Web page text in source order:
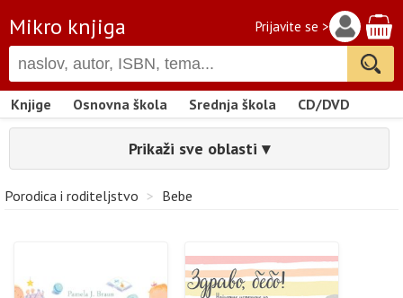
Mikro knjiga Prijavite se >
Knjige Osnovna škola Srednja škola CD/DVD
Prikaži sve oblasti ▾
Porodica i roditeljstvo > Bebe